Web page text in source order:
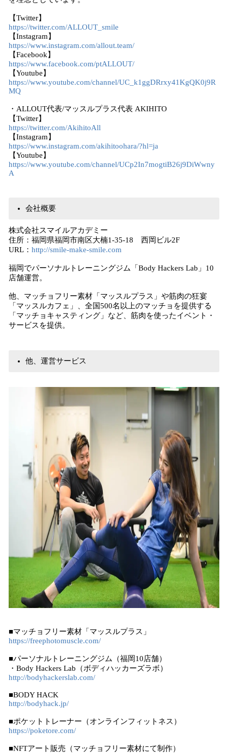
【Twitter】
https://twitter.com/ALLOUT_smile
【Instagram】
https://www.instagram.com/allout.team/
【Facebook】
https://www.facebook.com/ptALLOUT/
【Youtube】
https://www.youtube.com/channel/UC_k1ggDRrxy41KgQK0j9R
MQ
・ALLOUT代表/マッスルプラス代表 AKIHITO
【Twitter】
https://twitter.com/AkihitoAll
【Instagram】
https://www.instagram.com/akihitoohara/?hl=ja
【Youtube】
https://www.youtube.com/channel/UCp2In7mogtiB26j9DiWwny
A
会社概要
株式会社スマイルアカデミー
住所：福岡県福岡市南区大楠1-35-18 西岡ビル2F
URL： http://smile-make-smile.com
福岡でパーソナルトレーニングジム「Body Hackers Lab」10
店舗運営。
他、マッチョフリー素材「マッスルプラス」や筋肉の狂宴
「マッスルカフェ」、全国500名以上のマッチョを提供する
「マッチョキャスティング」など、筋肉を使ったイベント・
サービスを提供。
他、運営サービス
■マッチョフリー素材「マッスルプラス」
https://freephotomuscle.com/
■パーソナルトレーニングジム（福岡10店舗）
・Body Hackers Lab（ボディハッカーズラボ）
http://bodyhackerslab.com/
■BODY HACK
http://bodyhack.jp/
■ポケットトレーナー（オンラインフィットネス）
https://poketore.com/
■NFTアート販売（マッチョフリー素材にて制作）